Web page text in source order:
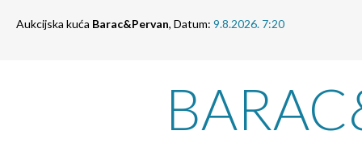
Aukcijska kuća Barac&Pervan, Datum: 9.8.2026. 7:20